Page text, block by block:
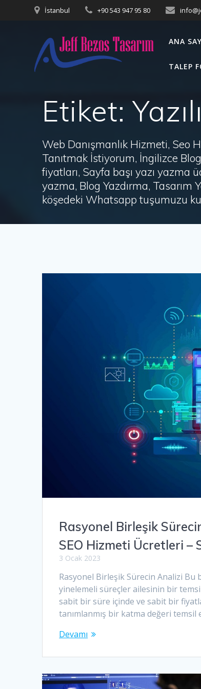
İstanbul +90 543 947 95 80
ANA
TALEP
Etiket:
Web Danışmanlık Hizmeti, Seo
Tanıtmak İstiyorum, İngilizce
fiyatları, Sayfa başı yazı yazma
yazma, Blog Yazdırma,
köşedeki Whatsapp tuşumuzu
Rasyonel Birleşik
SEO Hizmeti Ücretleri –
3 Ocak 2023
Rasyonel Birleşik Sürecin Analizi Bu
yinelemeli süreçler ailesinin bir
sabit bir süre içinde ve sabit bir
tanımlanmış bir katma değeri
Devamı